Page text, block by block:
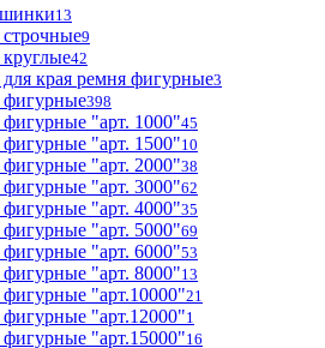
13
9
42
края ремня фигурные3
398
"арт. 1000"45
"арт. 1500"10
"арт. 2000"38
"арт. 3000"62
"арт. 4000"35
"арт. 5000"69
"арт. 6000"53
"арт. 8000"13
"арт.10000"21
"арт.12000"1
"арт.15000"16